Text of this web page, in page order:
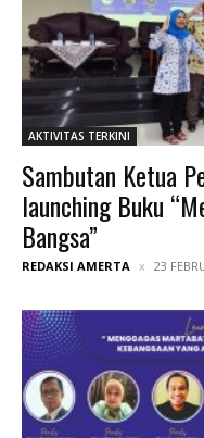
AKTIVITAS TERKINI
Sambutan Ketua
launching Buku
Bangsa”
REDAKSI AMERTA 23